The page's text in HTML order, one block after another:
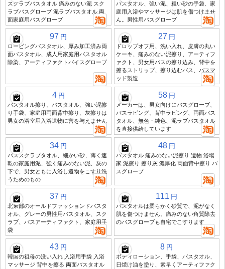
スクラブバスタオル 痛みのない泥 スク
ラブバスグローブ 泥ラブバスタオル 両
面家庭用バスグローブ
バスタオル、強い泥、粗い砂の手袋、家
庭用入浴やマッサージは肌を傷つけませ
ん。男性用バスグローブ
97 円
ロービングバスタオル、厚み加工済み両
面バスタオル、成人用家庭用バスタオル
除染、アーティファクトバイスグローブ
27 円
ドロップオフ用、洗い入れ、皮膚の丸い
ケーキ、痛みのない泥擦り、アーティフ
ァクト、男女用バスの擦り込み、背中を
擦るストリップ、擦り込むバス、バスマ
ッド製造
4 円
バスタオル擦り、バスタオル、強い泥擦
り手袋、家庭用両面背中擦り、灰擦りは
男女の浴室用入浴遺物に害を与えません
58 円
メーカーは、男女向けにバスグローブ、
バスラビング、背中ラビング、両面バス
タオル、無色・純色、泥ラブバスタオル
を直接供給しています
34 円
バススクラブタオル、細かい砂、薄く速
乾の家庭用泥、強く痛みのない泥、灰の
下で、男女ともに入浴し遺物をこすり洗
うためのもの
48 円
バスタオル 痛みのない泥擦り 遺物 浴場
家 泥擦り 擦り灰 濃厚化 両面背中擦り バ
スグローブ
37 円
北東部のオールドファッションドバスタ
オル、グレーの男性用バスタオル、スク
ラブ、バスアーティファクト、家庭用手
袋
111 円
バスタオルは柔らかく砂質で、泥がなく
肌を傷つけません。痛みのない角質除去
のバスグローブも自宅でこすります
43 円
韓国の祖母の洗い入れ 入浴用手袋 入浴
マッサージ 背中を擦る 両面バスタオル
8 円
ボディローション、手袋、バスタオル、
日焼け油を塗り、素早くアーティファク